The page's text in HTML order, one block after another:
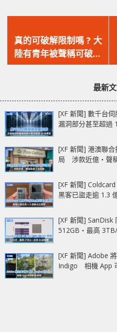
一
篇
文
真的可破解限制嗎 ? 大
陸有青年被聲稱可破解
防沉迷限制的騙子盜取
最新
[XF 新聞] 數千台
漏洞部分甚至超過
[XF 新聞] 港澳聯
局 涉款近億‧聲
[XF 新聞]
黑客已盜走逾 1.3
[XF 新聞] SanDisk
512GB‧最高
[XF 新聞] Adobe
Indigo 相機 App